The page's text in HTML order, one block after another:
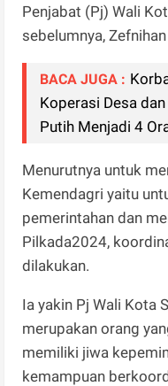
Penjabat (Pj) Wali
sebelumnya,
BACA JUGA :
Koperasi Desa
Putih Menjadi 4
Menurutnya untuk
Kemendagri yaitu
pemerintahan dan
Pilkada2024,
dilakukan.
Ia yakin Pj Wali Kota
merupakan orang
memiliki jiwa
kemampuan